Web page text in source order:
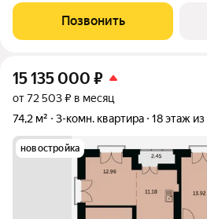
комплекса позволяет вести жизнь и
перемещаясь на лифте. В комплексе
Позвонить
15 135 000 ₽
от 72 503 ₽ в месяц
74,2 м²
3-комн. квартира 18 этаж из
новостройка